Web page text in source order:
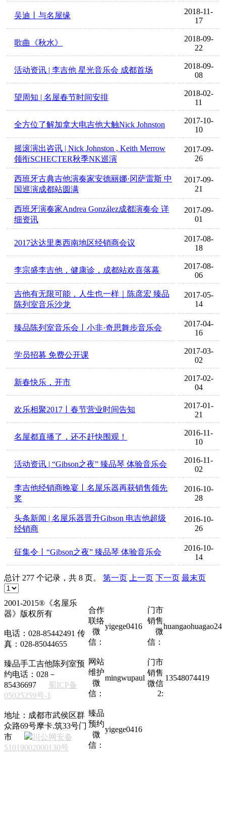
吴迪丨与名屋缘
2018-11-
17
歌曲《秋水》
2018-09-
22
活动资讯 | 李吉他 星光音乐会 成都首场
2018-09-
08
望周知 | 名屋春节时间安排
2018-02-
11
全方位了解加拿大电吉他大触Nick Johnston
2017-10-
10
摇滚演出咨讯 | Nick Johnston , Keith Merrow
领衔SCHECTER秋季NK巡演
2017-09-
26
西班牙古典吉他演奏家安德丽娜·冈萨雷斯 中
国巡演成都站圆满
2017-09-
21
西班牙演奏家Andrea González成都演奏会 详
细资讯
2017-09-
01
2017达达里奥西南地区经销商会议
2017-08-
18
李宗盛李吉他，健康诊，成都站欢喜落幕
2017-08-
06
吉他有无限可能，人生也一样｜陈彦宏 臻品
陈列室音乐沙龙
2017-05-
14
臻品陈列室音乐会丨小非·奇思舞步音乐会
2017-04-
16
学员招募 免费公开课
2017-03-
02
新春快乐，开市
2017-02-
04
欢乐相聚2017丨春节营业时间告知
2017-01-
21
名屋都直播了，还不赶快围观！
2016-11-
10
活动资讯 | “Gibson之夜” 臻品琴 体验音乐会
2016-11-
02
李吉他经销商晚宴丨名屋乐器再获销售领先
奖
2016-10-
28
头条新闻 | 名屋乐器晋升Gibson 电吉他超级
经销商
2016-10-
26
征集令丨“Gibson之夜” 臻品琴 体验音乐会
2016-10-
14
总计 277 个记录，共 8 页。 第一页 上一页 下一页 最末页
2001-2015®《名屋乐
器》版权所有
电话：028-85442491 传
真：028-85044655
臻品手工吉他陈列室预
约电话：028－
85436697 蜀ICP备
05025259号-1
地址：成都市武侯区群
众路69号摩卡.筑33号门
市
川公网安备
51019002000130号
合作
联络
微
信：
yigege0416
门市
销售
微
信：
huangaohuagao24
网站
维护
微
信：
mingwupaul
门市
销售
微信
2:
13548074419
臻品
预约
微
信：
yigege0416